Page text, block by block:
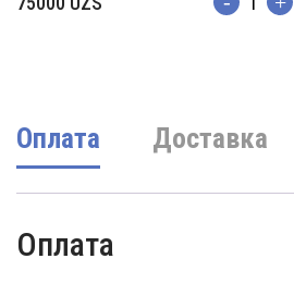
Количество
Оплата Доставка
Оплата